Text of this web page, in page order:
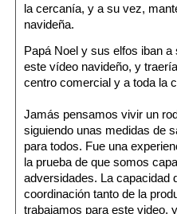
la cercanía, y a su vez,
navideña.
Papá Noel y sus elfos iban a
este vídeo navideño, y
centro comercial y a toda la
Jamás pensamos vivir un
siguiendo unas medidas de
para todos. Fue una
la prueba de que somos
adversidades. La capacidad
coordinación tanto de la
trabajamos para este video,